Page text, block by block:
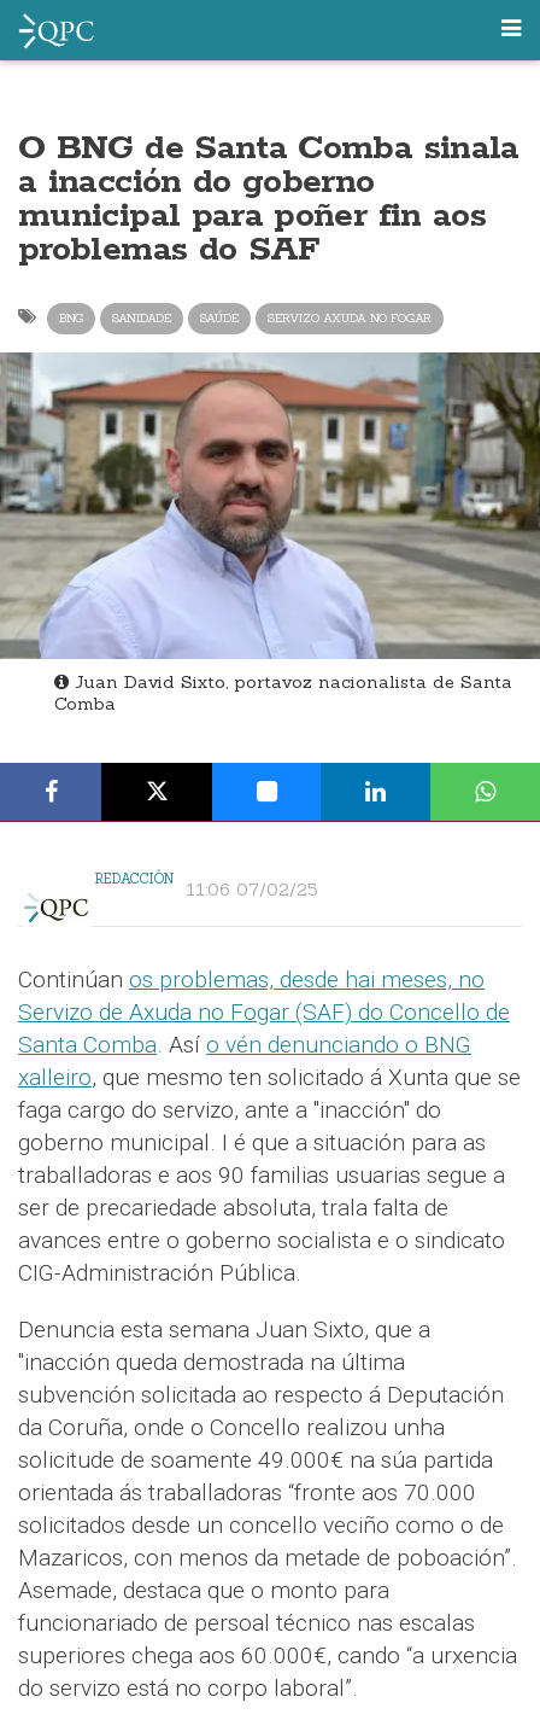
O BNG de Santa Comba sinala
a inacción do goberno
municipal para poñer fin aos
problemas do SAF
BNG SANIDADE SAÚDE SERVIZO AXUDA NO FOGAR
Juan David Sixto, portavoz nacionalista de Santa
Comba
REDACCIÓN 11:06 07/02/25
Continúan os problemas, desde hai meses, no
Servizo de Axuda no Fogar (SAF) do Concello de
Santa Comba. Así o vén denunciando o BNG
xalleiro, que mesmo ten solicitado á Xunta que se
faga cargo do servizo, ante a "inacción" do
goberno municipal. I é que a situación para as
traballadoras e aos 90 familias usuarias segue a
ser de precariedade absoluta, trala falta de
avances entre o goberno socialista e o sindicato
CIG-Administración Pública.
Denuncia esta semana Juan Sixto, que a
"inacción queda demostrada na última
subvención solicitada ao respecto á Deputación
da Coruña, onde o Concello realizou unha
solicitude de soamente 49.000€ na súa partida
orientada ás traballadoras “fronte aos 70.000
solicitados desde un concello veciño como o de
Mazaricos, con menos da metade de poboación”.
Asemade, destaca que o monto para
funcionariado de persoal técnico nas escalas
superiores chega aos 60.000€, cando “a urxencia
do servizo está no corpo laboral”.